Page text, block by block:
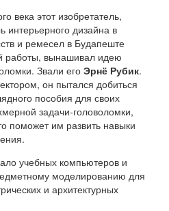
века этот изобретатель,
интерьерного дизайна в
и ремесел в Будапеште
работы, вынашивал идею
Звали его Эрнё Рубик.
он пытался добиться
пособия для своих
задачи-головоломки,
поможет им развить навыки
учебных компьютеров и
моделированию для
и архитектурных